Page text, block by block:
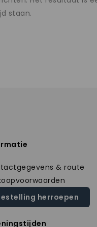
staan.
& route
herroepen